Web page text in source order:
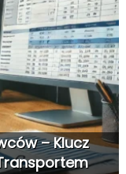
– Klucz